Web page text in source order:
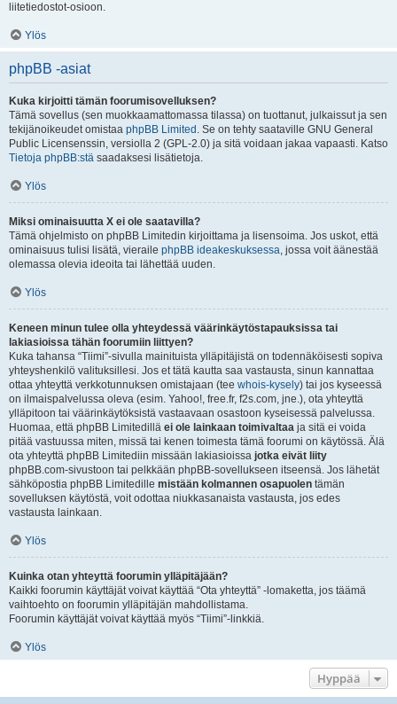
liitetiedostot-osioon.
Ylös
phpBB -asiat
Kuka kirjoitti tämän foorumisovelluksen?
Tämä sovellus (sen muokkaamattomassa tilassa) on tuottanut, julkaissut ja sen
tekijänoikeudet omistaa phpBB Limited . Se on tehty saataville GNU General
Public Licensenssin, versiolla 2 (GPL-2.0) ja sitä voidaan jakaa vapaasti. Katso
Tietoja phpBB:stä saadaksesi lisätietoja.
Ylös
Miksi ominaisuutta X ei ole saatavilla?
Tämä ohjelmisto on phpBB Limitedin kirjoittama ja lisensoima. Jos uskot, että
ominaisuus tulisi lisätä, vieraile phpBB ideakeskuksessa, jossa voit äänestää
olemassa olevia ideoita tai lähettää uuden.
Ylös
Keneen minun tulee olla yhteydessä väärinkäytöstapauksissa tai
lakiasioissa tähän foorumiin liittyen?
Kuka tahansa “Tiimi”-sivulla mainituista ylläpitäjistä on todennäköisesti sopiva
yhteyshenkilö valituksillesi. Jos et tätä kautta saa vastausta, sinun kannattaa
ottaa yhteyttä verkkotunnuksen omistajaan (tee whois-kysely) tai jos kyseessä
on ilmaispalvelussa oleva (esim. Yahoo!, free.fr, f2s.com, jne.), ota yhteyttä
ylläpitoon tai väärinkäytöksistä vastaavaan osastoon kyseisessä palvelussa.
Huomaa, että phpBB Limitedillä ei ole lainkaan toimivaltaa ja sitä ei voida
pitää vastuussa miten, missä tai kenen toimesta tämä foorumi on käytössä. Älä
ota yhteyttä phpBB Limitediin missään lakiasioissa jotka eivät liity
phpBB.com-sivustoon tai pelkkään phpBB-sovellukseen itseensä. Jos lähetät
sähköpostia phpBB Limitedille mistään kolmannen osapuolen tämän
sovelluksen käytöstä, voit odottaa niukkasanaista vastausta, jos edes
vastausta lainkaan.
Ylös
Kuinka otan yhteyttä foorumin ylläpitäjään?
Kaikki foorumin käyttäjät voivat käyttää “Ota yhteyttä” -lomaketta, jos täämä
vaihtoehto on foorumin ylläpitäjän mahdollistama.
Foorumin käyttäjät voivat käyttää myös “Tiimi”-linkkiä.
Ylös
Hyppää